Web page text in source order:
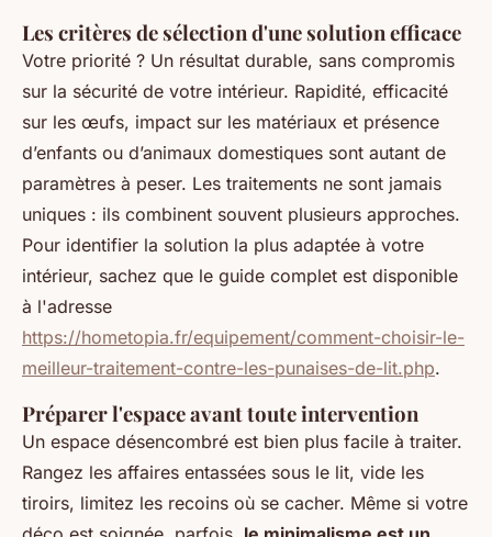
Les critères de sélection d'une solution efficace
Votre priorité ? Un résultat durable, sans compromis
sur la sécurité de votre intérieur. Rapidité, efficacité
sur les œufs, impact sur les matériaux et présence
d’enfants ou d’animaux domestiques sont autant de
paramètres à peser. Les traitements ne sont jamais
uniques : ils combinent souvent plusieurs approches.
Pour identifier la solution la plus adaptée à votre
intérieur, sachez que le guide complet est disponible
à l'adresse
https://hometopia.fr/equipement/comment-choisir-le-
meilleur-traitement-contre-les-punaises-de-lit.php.
Préparer l'espace avant toute intervention
Un espace désencombré est bien plus facile à traiter.
Rangez les affaires entassées sous le lit, vide les
tiroirs, limitez les recoins où se cacher. Même si votre